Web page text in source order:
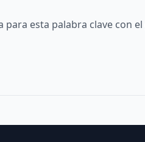
esta palabra clave con